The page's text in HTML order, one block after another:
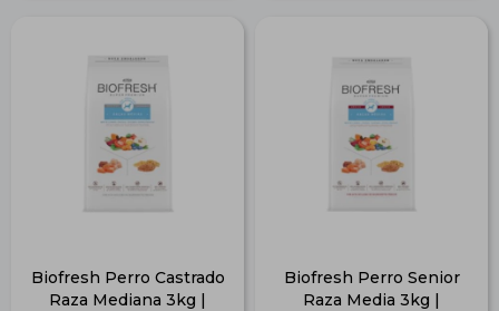
Biofresh Perro Castrado
Raza Mediana 3kg |
Biofresh Perro Senior
Raza Media 3kg |